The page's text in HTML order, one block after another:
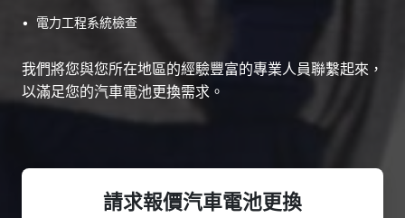
•
電力工程系統檢查
我們將您與您所在地區的經驗豐富的專業人員聯繫起來，
以滿足您的汽車電池更換需求。
請求報價汽車電池更換